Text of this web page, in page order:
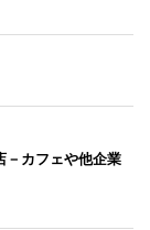
－カフェや他企業